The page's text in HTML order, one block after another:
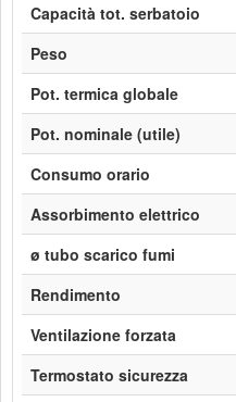
Capacità tot. serbatoio
Peso
Pot. termica globale
Pot. nominale (utile)
Consumo orario
Assorbimento elettrico
ø tubo scarico fumi
Rendimento
Ventilazione forzata
Termostato sicurezza